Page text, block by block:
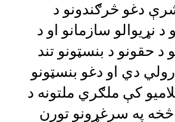
دغو څرګندونو د
نړیوالو سازمانو او د
د حقونو د بنسټونو تند
دي او دغو بنسټونو
کې ملګري ملتونه د
په سرغړونو تورن